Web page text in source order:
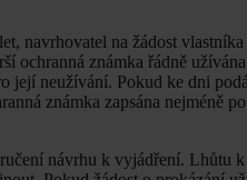
navrhovatel na žádost
ochranná známka řádně
její neužívání. Pokud ke dni
známka zapsána nejméně
návrhu k vyjádření. Lhůtu